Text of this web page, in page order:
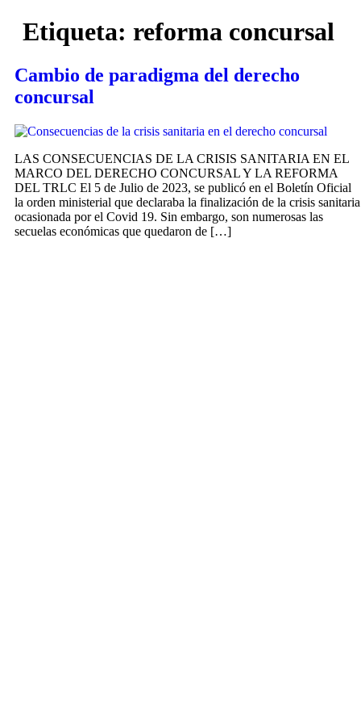
Etiqueta: reforma concursal
Cambio de paradigma del derecho
concursal
LAS CONSECUENCIAS DE LA CRISIS SANITARIA EN EL
MARCO DEL DERECHO CONCURSAL Y LA REFORMA
DEL TRLC El 5 de Julio de 2023, se publicó en el Boletín Oficial
la orden ministerial que declaraba la finalización de la crisis sanitaria
ocasionada por el Covid 19. Sin embargo, son numerosas las
secuelas económicas que quedaron de […]